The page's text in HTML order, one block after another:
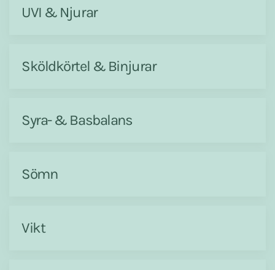
UVI & Njurar
Sköldkörtel & Binjurar
Syra- & Basbalans
Sömn
Vikt